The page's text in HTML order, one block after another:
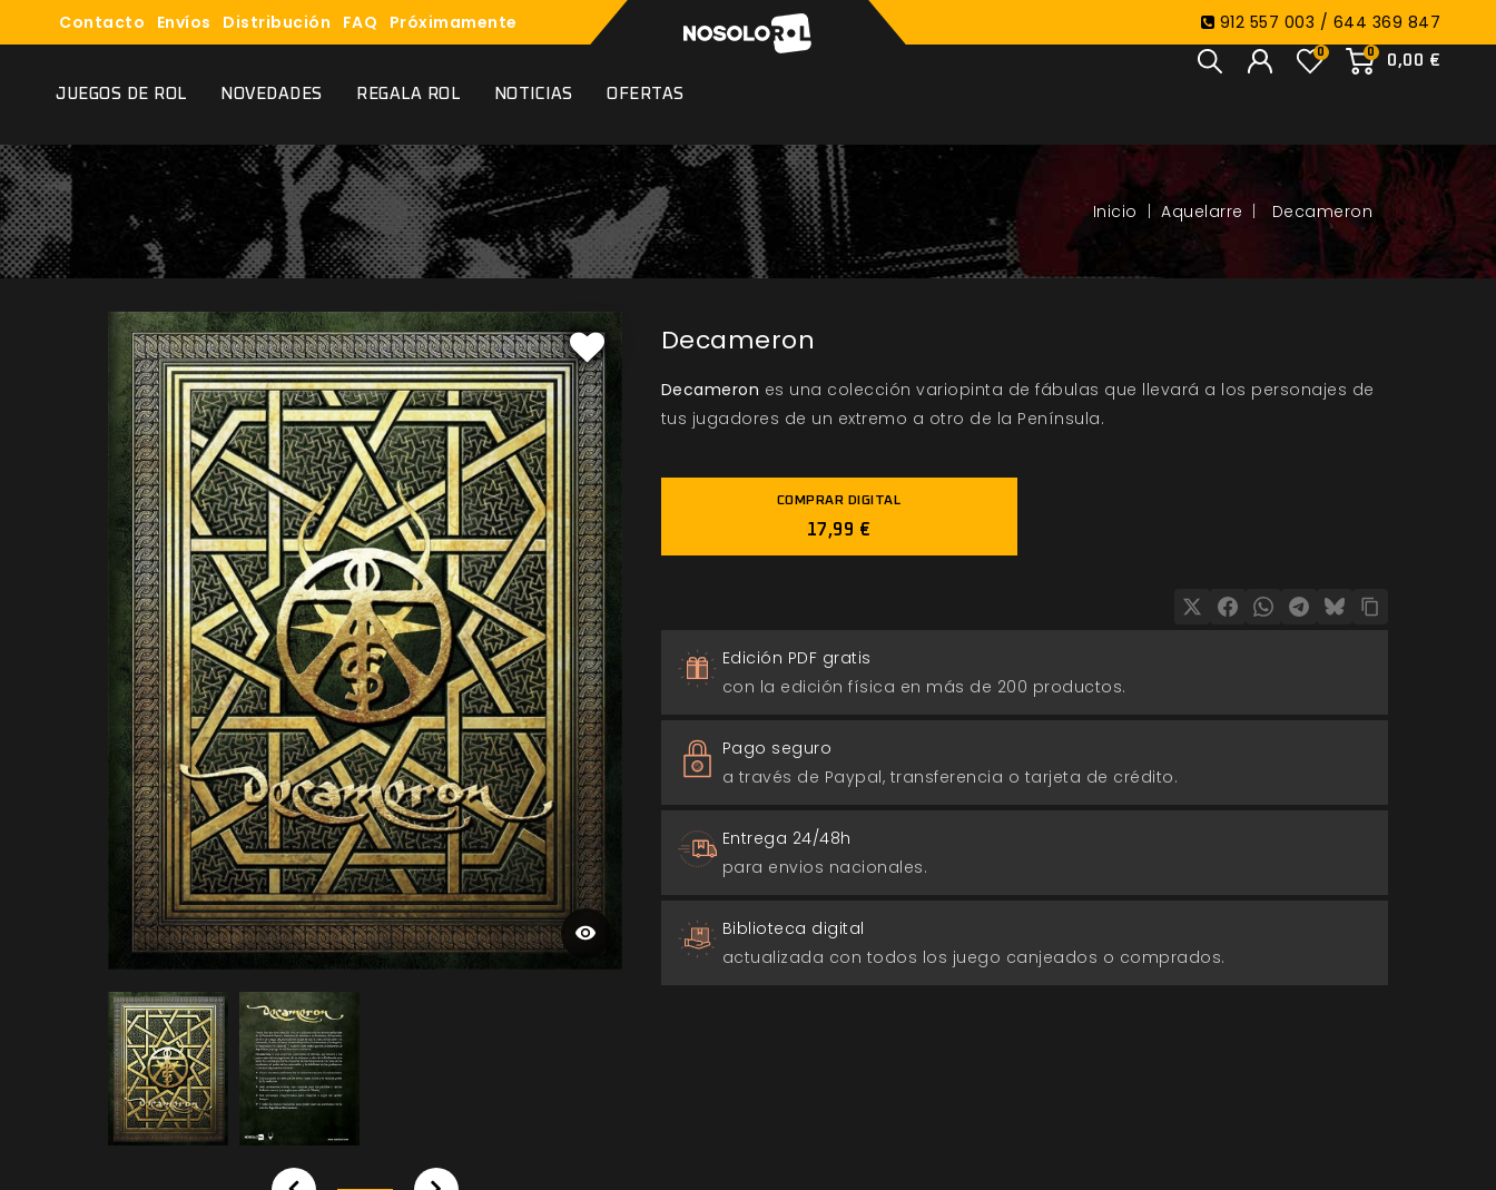
Contacto Envíos Distribución FAQ Próximamente 912 557 003 / 644 369 847
0
0,00 €
0
JUEGOS DE ROL NOVEDADES REGALA ROL NOTICIAS OFERTAS
Aquelarre Decameron
Decameron
Decameron es una colección variopinta de fábulas que llevará a los personajes de
tus jugadores de un extremo a otro de la Península.
COMPRAR DIGITAL
17,99 €
Edición PDF gratis
con la edición física en más de 200 productos.
Pago seguro
a través de Paypal, transferencia o tarjeta de crédito.
Entrega 24/48h
para envios nacionales.
Biblioteca digital
actualizada con todos los juego canjeados o comprados.